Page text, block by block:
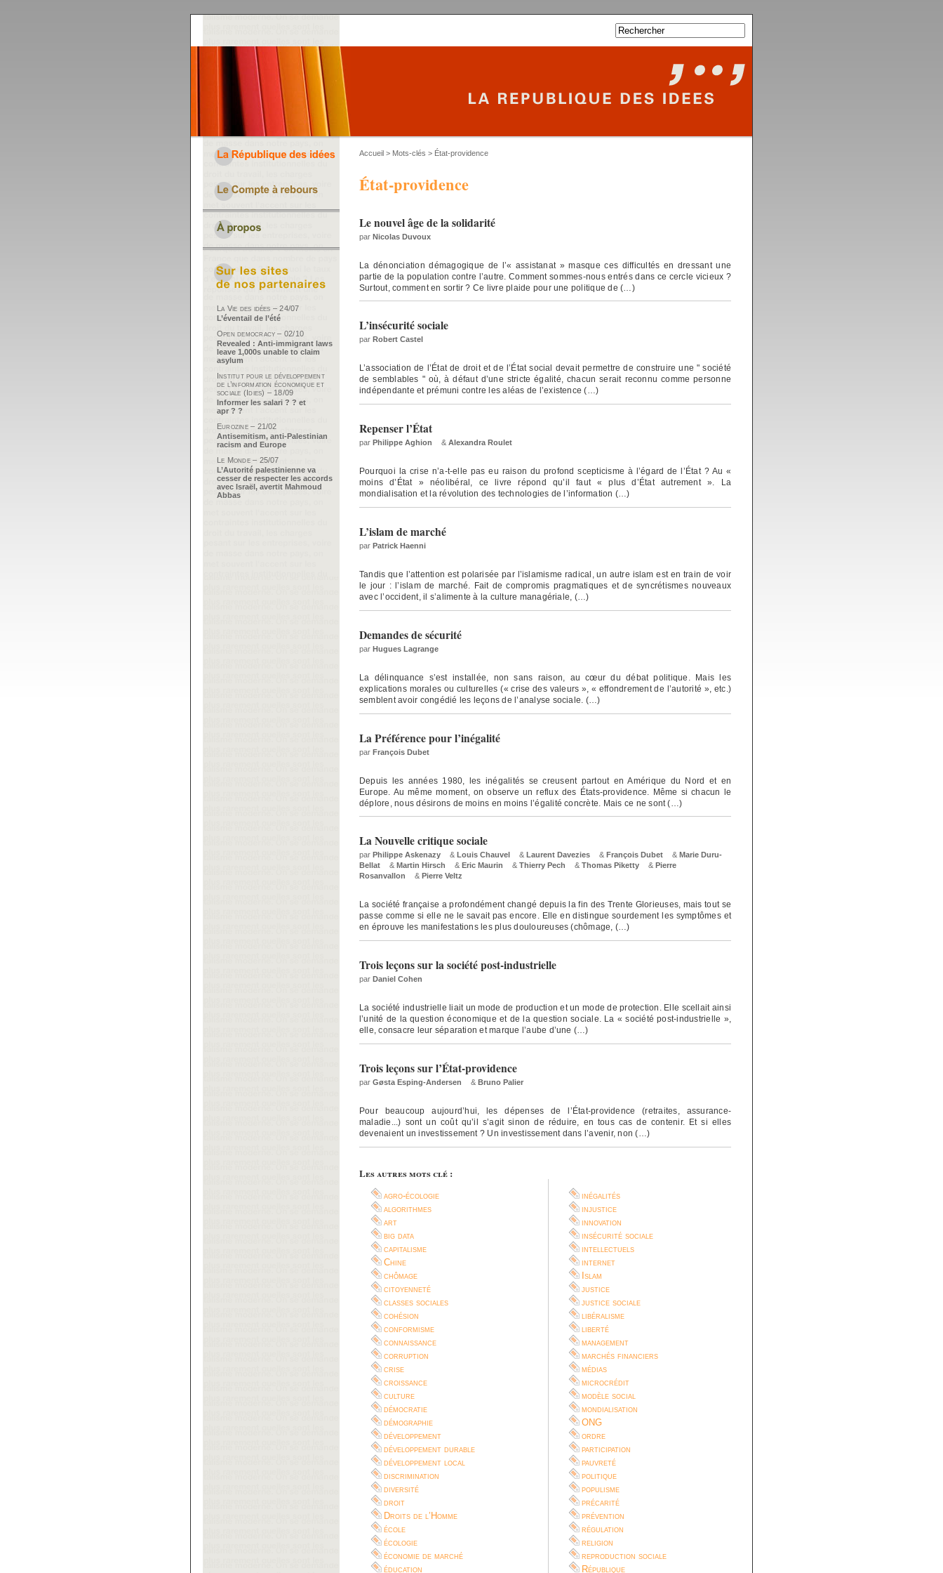
Accueil > Mots-clés > État-providence
État-providence
Le nouvel âge de la solidarité
par Nicolas Duvoux
La dénonciation démagogique de l’« assistanat » masque ces difficultés en dressant une
partie de la population contre l’autre. Comment sommes-nous entrés dans ce cercle vicieux ?
Surtout, comment en sortir ? Ce livre plaide pour une politique de (…)
L’insécurité sociale
par Robert Castel
L’association de l’État de droit et de l’État social devait permettre de construire une " société
de semblables " où, à défaut d’une stricte égalité, chacun serait reconnu comme personne
indépendante et prémuni contre les aléas de l’existence (…)
Repenser l’État
par Philippe Aghion & Alexandra Roulet
Pourquoi la crise n’a-t-elle pas eu raison du profond scepticisme à l’égard de l’État ? Au «
moins d’État » néolibéral, ce livre répond qu’il faut « plus d’État autrement ». La
mondialisation et la révolution des technologies de l’information (…)
L’islam de marché
par Patrick Haenni
Tandis que l’attention est polarisée par l’islamisme radical, un autre islam est en train de voir
le jour : l’islam de marché. Fait de compromis pragmatiques et de syncrétismes nouveaux
avec l’occident, il s’alimente à la culture managériale, (…)
Demandes de sécurité
par Hugues Lagrange
La délinquance s’est installée, non sans raison, au cœur du débat politique. Mais les
explications morales ou culturelles (« crise des valeurs », « effondrement de l’autorité », etc.)
semblent avoir congédié les leçons de l’analyse sociale. (…)
La Préférence pour l’inégalité
par François Dubet
Depuis les années 1980, les inégalités se creusent partout en Amérique du Nord et en
Europe. Au même moment, on observe un reflux des États-providence. Même si chacun le
déplore, nous désirons de moins en moins l’égalité concrète. Mais ce ne sont (…)
La Nouvelle critique sociale
par Philippe Askenazy & Louis Chauvel & Laurent Davezies & François Dubet & Marie Duru-
Bellat
& Martin Hirsch & Eric Maurin & Thierry Pech & Thomas Piketty & Pierre
Rosanvallon
& Pierre Veltz
La société française a profondément changé depuis la fin des Trente Glorieuses, mais tout se
passe comme si elle ne le savait pas encore. Elle en distingue sourdement les symptômes et
en éprouve les manifestations les plus douloureuses (chômage, (…)
Trois leçons sur la société post-industrielle
par Daniel Cohen
La société industrielle liait un mode de production et un mode de protection. Elle scellait ainsi
l’unité de la question économique et de la question sociale. La « société post-industrielle »,
elle, consacre leur séparation et marque l’aube d’une (…)
Trois leçons sur l’État-providence
par Gøsta Esping-Andersen & Bruno Palier
Pour beaucoup aujourd’hui, les dépenses de l’État-providence (retraites, assurance-
maladie...) sont un coût qu’il s’agit sinon de réduire, en tous cas de contenir. Et si elles
devenaient un investissement ? Un investissement dans l’avenir, non (…)
Les autres mots clé :
agro-écologie
algorithmes
art
big data
capitalisme
Chine
chômage
citoyenneté
classes sociales
cohésion
conformisme
connaissance
corruption
crise
croissance
culture
démocratie
démographie
développement
développement durable
développement local
discrimination
diversité
droit
Droits de l’Homme
école
écologie
économie de marché
éducation
inégalités
injustice
innovation
insécurité sociale
intellectuels
internet
Islam
justice
justice sociale
libéralisme
liberté
management
marchés financiers
médias
microcrédit
modèle social
mondialisation
ONG
ordre
participation
pauvreté
politique
populisme
précarité
prévention
régulation
religion
reproduction sociale
République
La Vie des idées – 24/07
L’éventail de l’été
Open democracy – 02/10
Revealed : Anti-immigrant laws
leave 1,000s unable to claim
asylum
Institut pour le développement
de l’information économique et
sociale (Idies) – 18/09
Informer les salari ? ? et
apr ? ?
Eurozine – 21/02
Antisemitism, anti-Palestinian
racism and Europe
Le Monde – 25/07
L’Autorité palestinienne va
cesser de respecter les accords
avec Israël, avertit Mahmoud
Abbas